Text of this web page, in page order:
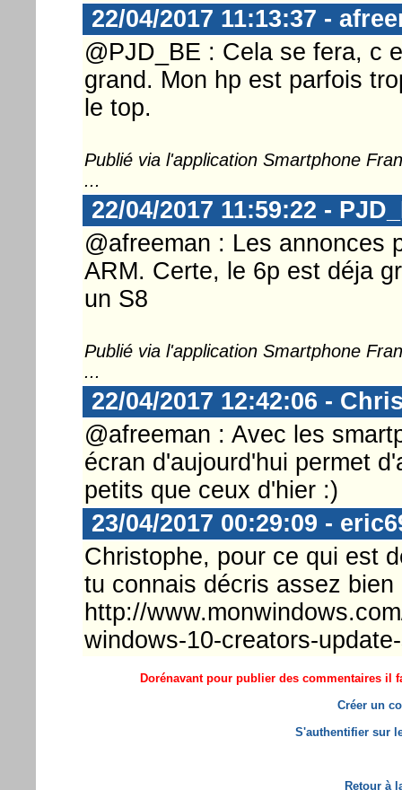
22/04/2017 11:13:37 -
@PJD_BE : Cela se fera, c
grand. Mon hp est parfois
le top.
Publié via l'application Smartphone
...
22/04/2017 11:59:22 -
@afreeman : Les annonces
ARM. Certe, le 6p est déja
un S8
Publié via l'application Smartphone
...
22/04/2017 12:42:06 -
@afreeman : Avec les
écran d'aujourd'hui permet
petits que ceux d'hier :)
23/04/2017 00:29:09 -
Christophe, pour ce qui est
tu connais décris assez
http://
windows-10-creators-
Dorénavant pour publier des commentaires il
Créer un
S'authentifier sur
Retour à